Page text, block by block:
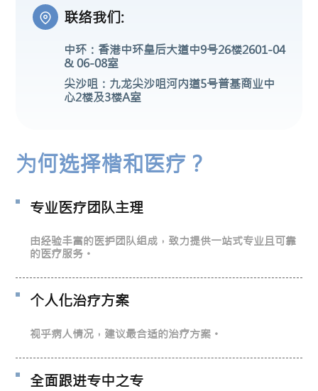
联络我们:
中环：香港中环皇后大道中9号26楼2601-04
& 06-08室
尖沙咀：九龙尖沙咀河内道5号普基商业中
心2楼及3楼A室
为何选择楷和医疗？
专业医疗团队主理
由经验丰富的医护团队组成，致力提供一站式专业且可靠
的医疗服务。
个人化治疗方案
视乎病人情况，建议最合适的治疗方案。
全面跟进专中之专